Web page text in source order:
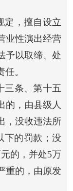
定，擅自设立
业性演出经营
予以取缔、处
。
条、第十五
的，由县级人
，没收违法所
下的罚款；没
的，并处5万
重的，由原发